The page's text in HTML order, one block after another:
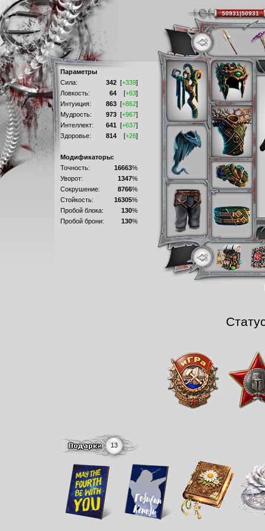
Параметры
Сила:
342 [+339]
Ловкость:
64 [+63]
Интуиция:
863 [+862]
Мудрость:
973 [+967]
Интеллект:
641 [+637]
Здоровье:
814 [+26]
Модификаторы:
Точность:
16663%
Уворот:
1347%
Сокрушение:
8766%
Стойкость:
16305%
Пробой блока:
130%
Пробой брони:
130%
13
50931|50931